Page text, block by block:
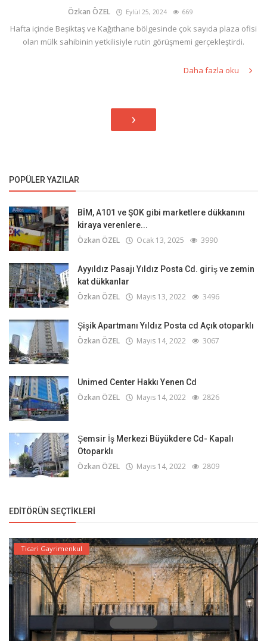
Özkan ÖZEL Eylül 25, 2024 669
Hafta içinde Beşiktaş ve Kağıthane bölgesinde çok sayıda plaza ofisi
olan mülk sahibinin yetkilisiyle rutin görüşmemi gerçekleştirdi.
Daha fazla oku
›
POPÜLER YAZILAR
BİM, A101 ve ŞOK gibi marketlere dükkanını
kiraya verenlere...
Özkan ÖZEL Ocak 13, 2025 3990
Ayyıldız Pasajı Yıldız Posta Cd. giriş ve zemin
kat dükkanlar
Özkan ÖZEL Mayıs 13, 2022 3496
Şişik Apartmanı Yıldız Posta cd Açık otoparklı
Özkan ÖZEL Mayıs 14, 2022 3067
Unimed Center Hakkı Yenen Cd
Özkan ÖZEL Mayıs 14, 2022 2826
Şemsir İş Merkezi Büyükdere Cd- Kapalı
Otoparklı
Özkan ÖZEL Mayıs 14, 2022 2809
EDITÖRÜN SEÇTIKLERI
Ticari Gayrimenkul